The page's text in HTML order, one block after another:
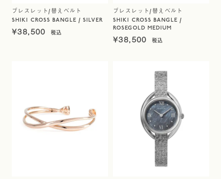
ブレスレット/替えベルト
SHIKI CROSS BANGLE / SILVER
¥38,500
ブレスレット/替えベルト
SHIKI CROSS BANGLE /
ROSEGOLD MEDIUM
¥38,500